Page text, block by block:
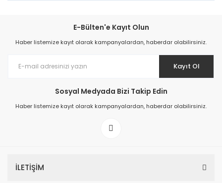
E-Bülten'e Kayıt Olun
Haber listemize kayıt olarak kampanyalardan, haberdar olabilirsiniz.
Kayıt Ol
Sosyal Medyada Bizi Takip Edin
Haber listemize kayıt olarak kampanyalardan, haberdar olabilirsiniz.
İLETİŞİM